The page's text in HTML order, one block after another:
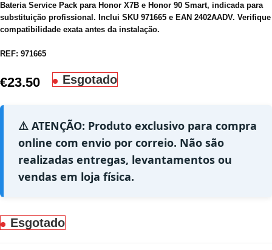
Bateria Service Pack para Honor X7B e Honor 90 Smart, indicada para
substituição profissional. Inclui SKU 971665 e EAN 2402AADV. Verifique
compatibilidade exata antes da instalação.
REF: 971665
€23.50 Esgotado
⚠️ ATENÇÃO: Produto exclusivo para compra
online com envio por correio. Não são
realizadas entregas, levantamentos ou
vendas em loja física.
Esgotado